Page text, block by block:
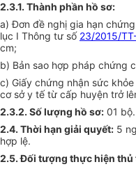
2.3.1. Thành phần hồ sơ:
a) Đơn đề nghị gia hạn
lục I Thông tư số 23/2015/
cm;
b) Bản sao hợp pháp chứng
c) Giấy chứng nhận sức
cơ sở y tế từ cấp huyện trở
2.3.2. Số lượng hồ sơ: 01 bộ.
2.4. Thời hạn giải quyết: 5
hợp lệ.
2.5. Đối tượng thực hiện thủ